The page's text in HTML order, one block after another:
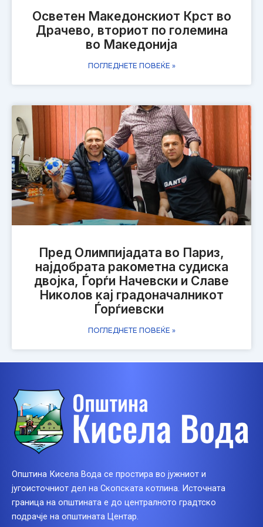
Осветен Македонскиот Крст во
Драчево, вториот по големина
во Македонија
ПОГЛЕДНЕТЕ ПОВЕЌЕ »
​Пред Олимпијадата во Париз,
најдобрата ракометна судиска
двојка, Ѓорѓи Начевски и Славе
Николов кај градоначалникот
Ѓорѓиевски
ПОГЛЕДНЕТЕ ПОВЕЌЕ »
Општина Кисела Вода се простира во јужниот и
југоисточниот дел на Скопската котлина. Источната
граница на општината е до централното градтско
подрачје на општината Центар.